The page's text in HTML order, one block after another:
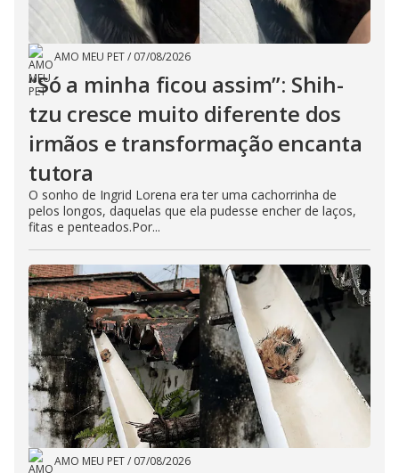
AMO MEU PET/ 07/08/2026
“Só a minha ficou assim”: Shih-
tzu cresce muito diferente dos
irmãos e transformação encanta
tutora
O sonho de Ingrid Lorena era ter uma cachorrinha de
pelos longos, daquelas que ela pudesse encher de laços,
fitas e penteados.Por...
AMO MEU PET/ 07/08/2026